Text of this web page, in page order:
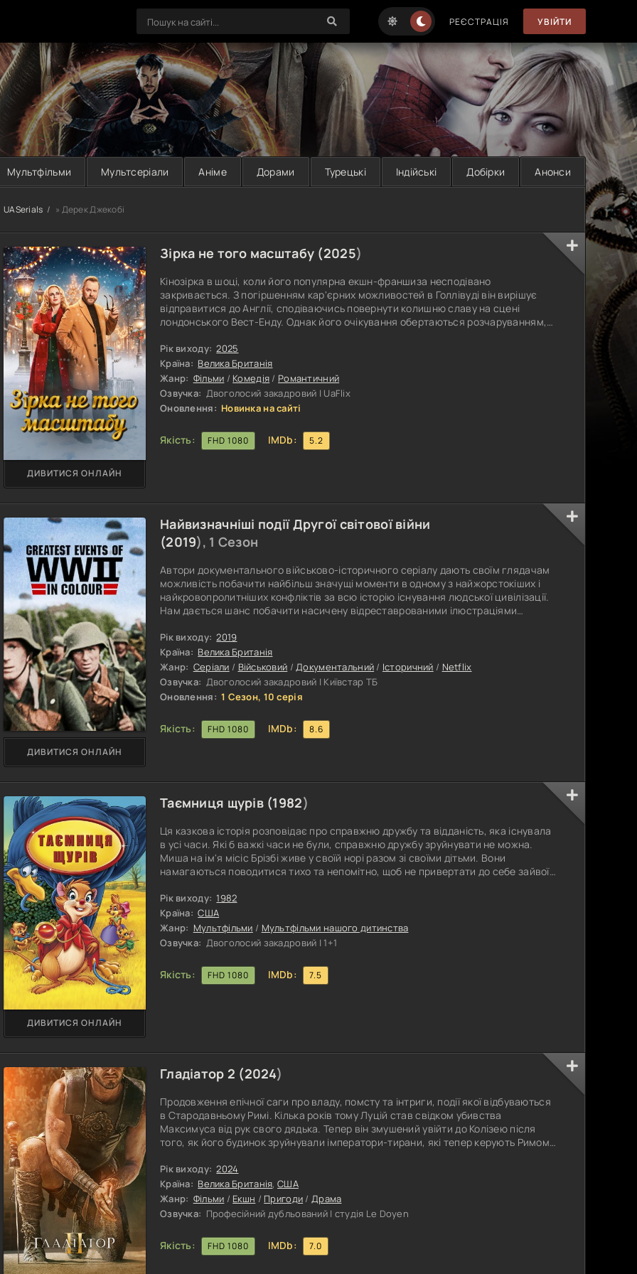
РЕЄСТРАЦІЯ УВІЙТИ
Мультфільми Мультсеріали Аніме Дорами Турецькі Індійські Добірки Анонси
UASerials » Дерек Джекобі
Зірка не того масштабу (2025)
Кінозірка в шоці, коли його популярна екшн-франшиза несподівано
закривається. З погіршенням кар'єрних можливостей в Голлівуді він вирішує
відправитися до Англії, сподіваючись повернути колишню славу на сцені
лондонського Вест-Енду. Однак його очікування обертаються розчаруванням,
різдвяній виставі — традиційному шоу, яке включає в себе пісні, танці, комедійні
номери та активне залучення місцевих жителів. В оточенні
Рік виходу: 2025
Країна: Велика Британія
Жанр: Фільми / Комедія / Романтичний
Озвучка: Двоголосий закадровий | UaFlix
Оновлення: Новинка на сайті
Якість: FHD 1080 IMDb: 5.2
ДИВИТИСЯ ОНЛАЙН
Найвизначніші події Другої світової війни
(2019), 1 Сезон
Автори документального військово-історичного серіалу дають своїм глядачам
можливість побачити найбільш значущі моменти в одному з найжорстокіших і
найкровопролитніших конфліктів за всю історію існування людської цивілізації.
Нам дається шанс побачити насичену відреставрованими ілюстраціями
описуються досвідченими істориками та дослідниками Другої світової війни. Ми
простежимо шлях від початку війни Німеччини з Францією і
Рік виходу: 2019
Країна: Велика Британія
Жанр: Серіали / Військовий /Документальний / Історичний / Netflix
Озвучка: Двоголосий закадровий | Київстар ТБ
Оновлення: 1 Сезон, 10 серія
Якість: FHD 1080 IMDb:
8.6
ДИВИТИСЯ ОНЛАЙН
Таємниця щурів (1982)
Ця казкова історія розповідає про справжню дружбу та відданість, яка існувала
в усі часи. Які б важкі часи не були, справжню дружбу зруйнувати не можна.
Миша на ім'я місіс Брізбі живе у своїй норі разом зі своїми дітьми. Вони
намагаються поводитися тихо та непомітно, щоб не привертати до себе зайвої
місце проживання невеликої сім'ї гризунів і знищити їх назавжди. Нападу зазнає
зовсім маленьке мишеня, яке є сином місіс
Рік виходу: 1982
Країна: США
Жанр: Мультфільми / Мультфільми нашого дитинства
Озвучка: Двоголосий закадровий | 1+1
Якість: FHD 1080 IMDb: 7.5
ДИВИТИСЯ ОНЛАЙН
Гладіатор 2 (2024)
Продовження епічної саги про владу, помсту та інтриги, події якої відбуваються
в Стародавньому Римі. Кілька років тому Луцій став свідком убивства
Максимуса від рук свого дядька. Тепер він змушений увійти до Колізею після
того, як його будинок зруйнували імператори-тирани, які тепер керують Римом.
сили забути минуле і повернути Риму і його народу колишню славу.
Рік виходу: 2024
Країна: Велика Британія,США
Жанр: Фільми / Екшн / Пригоди / Драма
Озвучка: Професійний дубльований | студія Le Doyen
Якість: FHD 1080 IMDb: 7.0